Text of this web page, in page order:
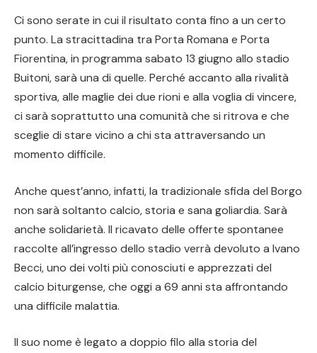
Ci sono serate in cui il risultato conta fino a un certo
punto. La stracittadina tra Porta Romana e Porta
Fiorentina, in programma sabato 13 giugno allo stadio
Buitoni, sarà una di quelle. Perché accanto alla rivalità
sportiva, alle maglie dei due rioni e alla voglia di vincere,
ci sarà soprattutto una comunità che si ritrova e che
sceglie di stare vicino a chi sta attraversando un
momento difficile.
Anche quest’anno, infatti, la tradizionale sfida del Borgo
non sarà soltanto calcio, storia e sana goliardia. Sarà
anche solidarietà. Il ricavato delle offerte spontanee
raccolte all’ingresso dello stadio verrà devoluto a Ivano
Becci, uno dei volti più conosciuti e apprezzati del
calcio biturgense, che oggi a 69 anni sta affrontando
una difficile malattia.
Il suo nome è legato a doppio filo alla storia del